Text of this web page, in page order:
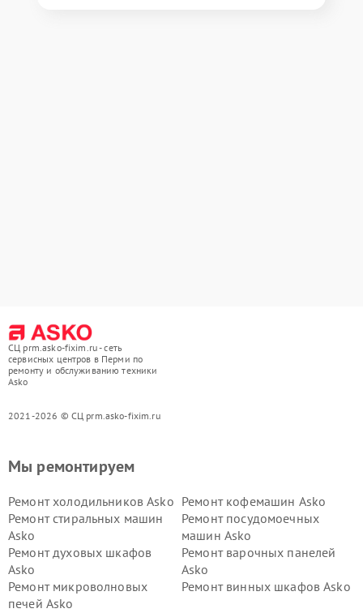
СЦ prm.asko-fixim.ru - сеть
сервисных центров в Перми по
ремонту и обслуживанию техники
Asko
2021-2026 © СЦ prm.asko-fixim.ru
Мы ремонтируем
Ремонт холодильников Asko Ремонт кофемашин Asko
Ремонт стиральных машин
Asko
Ремонт посудомоечных
машин Asko
Ремонт духовых шкафов
Asko
Ремонт варочных панелей
Asko
Ремонт микроволновых
печей Asko
Ремонт винных шкафов Asko